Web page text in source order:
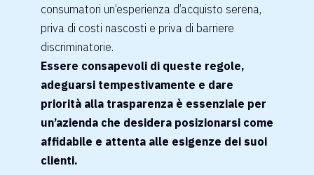
consumatori un’esperienza d’acquisto serena,
priva di costi nascosti e priva di barriere
discriminatorie.
Essere consapevoli di queste regole,
adeguarsi tempestivamente e dare
priorità alla trasparenza è essenziale per
un’azienda che desidera posizionarsi come
affidabile e attenta alle esigenze dei suoi
clienti.